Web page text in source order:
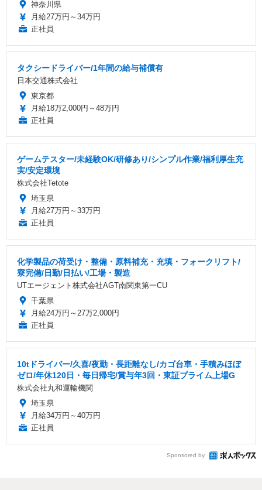
神奈川県
月給27万円～34万円
正社員
タクシードライバー/1年間の給与補償有
日本交通株式会社
東京都
月給18万2,000円～48万円
正社員
ゲームテスター/未経験OK/研修あり/シンプル作業/福利厚生充
実/安定環境
株式会社Tetote
埼玉県
月給27万円～33万円
正社員
化学製品の荷受け・整備・原料補充・充填・フォークリフト/
寮完備/日勤/日払い/工場・製造
UTエージェント株式会社AGT南関東第一CU
千葉県
月給24万円～27万2,000円
正社員
10tドライバー/久喜/夜勤・長距離なし/カゴ台車・手積みほぼ
ゼロ/年休120日・毎日帰宅/賞与年3回・東証プライム上場G
株式会社丸和運輸機関
埼玉県
月給34万円～40万円
正社員
Sponsored by